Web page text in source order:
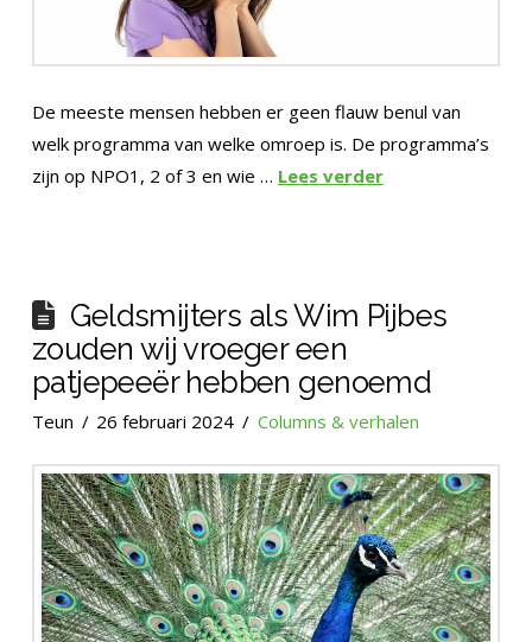
De meeste mensen hebben er geen flauw benul van
welk programma van welke omroep is. De programma’s
zijn op NPO1, 2 of 3 en wie … Lees verder
Geldsmijters als Wim Pijbes
zouden wij vroeger een
patjepeeër hebben genoemd
Teun 26 februari 2024 Columns & verhalen